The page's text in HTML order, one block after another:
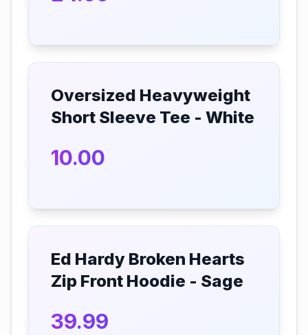
Oversized Heavyweight
Short Sleeve Tee - White
10.00
Ed Hardy Broken Hearts
Zip Front Hoodie - Sage
39.99